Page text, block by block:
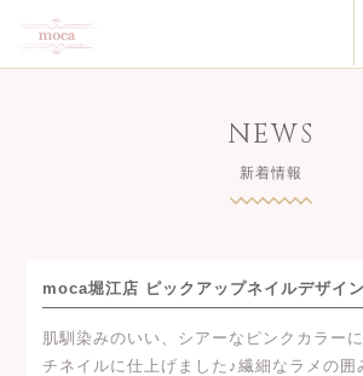
NEWS
新着情報
moca堀江店 ピックアップネイルデザイン
肌馴染みのいい、シアーなピンクカラー
チネイルに仕上げました♪繊細なラメの囲